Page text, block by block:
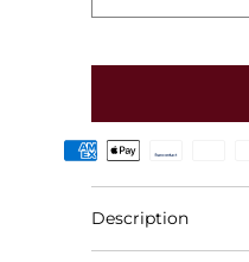
Description